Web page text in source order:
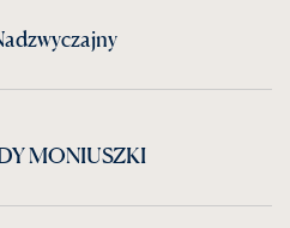
MONIUSZKI